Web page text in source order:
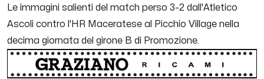
Le immagini salienti del match perso 3-2 dall'Atletico
Ascoli contro l'HR Maceratese al Picchio Village nella
decima giornata del girone B di Promozione.